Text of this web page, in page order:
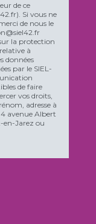
de ce
Si vous ne
de nous le
la protection
à
données
par le SIEL-
de faire
vos droits,
adresse à
4 avenue Albert
en-Jarez ou